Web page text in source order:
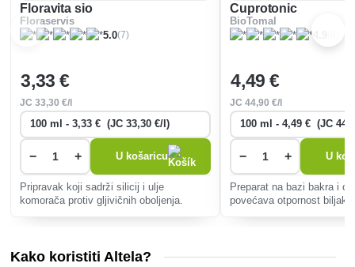
Floravita sio
Floraservis
5.0(7)
3,33 €
JC33,30 €/l
− + U košaricu
Pripravak koji sadrži silicij i ulje
komorača protiv gljivičnih oboljenja.
Cuprotonic
BioTomal
4,49 €
JC44,90 €/l
− + U
Preparat na bazi bakra i
povećava otpornost
Kako koristiti Altela?